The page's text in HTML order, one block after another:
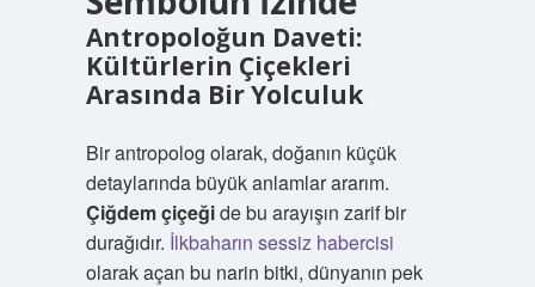
Antropoloğun Daveti:
Kültürlerin Çiçekleri
Arasında Bir Yolculuk
Bir antropolog olarak, doğanın küçük
detaylarında büyük anlamlar ararım.
Çiğdem çiçeğide bu arayışın zarif bir
durağıdır. İlkbaharın sessiz habercisi
olarak açan bu narin bitki, dünyanın pek